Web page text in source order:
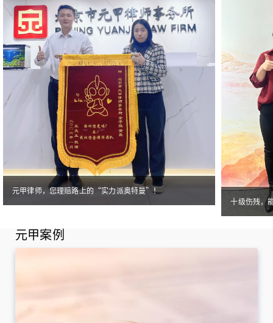
元甲律师，您理赔路上的“实力派奥特曼”！
十级伤残，
元甲案例